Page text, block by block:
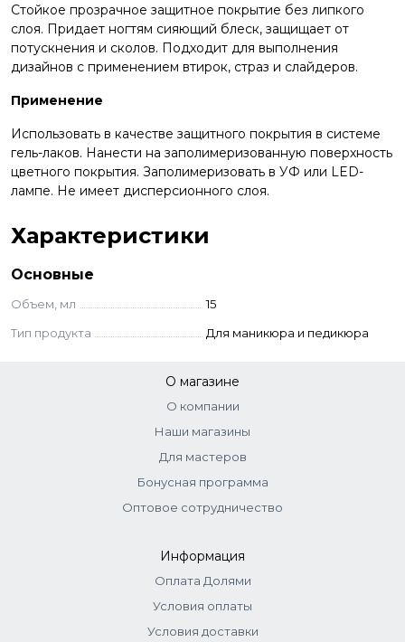
Стойкое прозрачное защитное покрытие без липкого
слоя. Придает ногтям сияющий блеск, защищает от
потускнения и сколов. Подходит для выполнения
дизайнов с применением втирок, страз и слайдеров.
Применение
Использовать в качестве защитного покрытия в системе
гель-лаков. Нанести на заполимеризованную поверхность
цветного покрытия. Заполимеризовать в УФ или LED-
лампе. Не имеет дисперсионного слоя.
Характеристики
Основные
Объем, мл
15
Тип продукта
Для маникюра и педикюра
О магазине
О компании
Наши магазины
Для мастеров
Бонусная программа
Оптовое сотрудничество
Информация
Оплата Долями
Условия оплаты
Условия доставки